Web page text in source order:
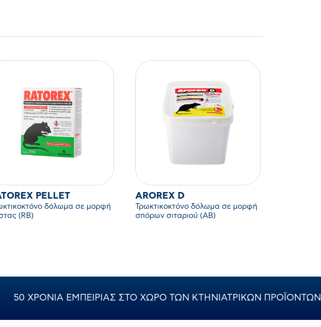
PELLET
δόλωμα σε μορφή
(RB)
AROREX D
Τρωκτικοκτόνο δόλωμα σε μορφή
σπόρων σιταριού (ΑΒ)
50 ΧΡΟΝΙΑ ΕΜΠΕΙΡΙΑΣ ΣΤΟ ΧΩΡΟ ΤΩΝ ΚΤΗΝΙΑΤΡΙΚΩΝ ΠΡΟΪΟΝΤΩΝ